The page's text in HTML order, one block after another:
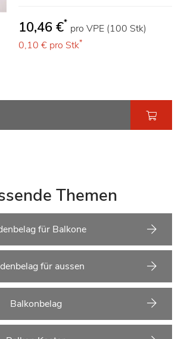
10,46 €* pro VPE (100 Stk)
0,10 € pro Stk*
Themen
für Balkone
für aussen
Balkonbelag